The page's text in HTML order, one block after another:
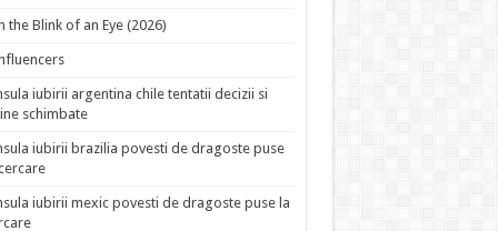
the Blink of an Eye (2026)
iubirii argentina chile tentatii decizii si
schimbate
iubirii brazilia povesti de dragoste puse
iubirii mexic povesti de dragoste puse la